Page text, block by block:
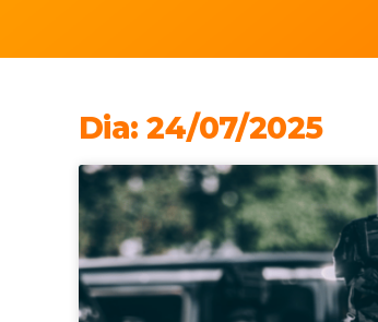
Dia: 24/07/2025